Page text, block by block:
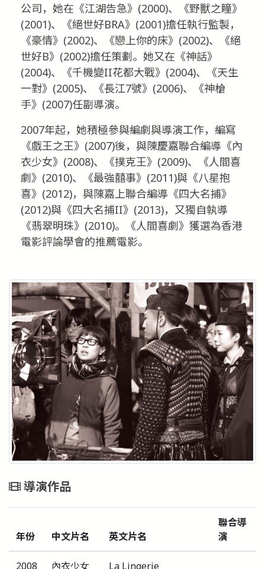
公司，她在《江湖告急》(2000)、《野獸之瞳》
(2001)、《絕世好BRA》(2001)擔任執行監製，
《豪情》(2002)、《戀上你的床》(2002)、《絕
世好B》(2002)擔任策劃。她又在《神話》
(2004)、《千機變II花都大戰》(2004)、《天生
一對》(2005)、《長江7號》(2006)、《神槍
手》(2007)任副導演。
2007年起，她積極參與編劇與導演工作，編寫
《戲王之王》(2007)後，與陳慶嘉聯合編導《內
衣少女》(2008)、《撲克王》(2009)、《人間喜
劇》(2010)、《最強囍事》(2011)與《八星抱
喜》(2012)，與陳嘉上聯合編導《四大名捕》
(2012)與《四大名捕II》(2013)，又獨自執導
《翡翠明珠》(2010)。《人間喜劇》獲選為香港
電影評論學會的推薦電影。
導演作品
年份 中文片名 英文片名
聯合導
演
2008 內衣少女 La Lingerie